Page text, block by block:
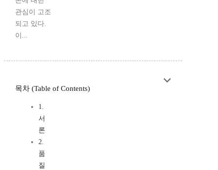
관심이 고조
되고 있다.
이...
목차 (Table of Contents)
1.
서
론
2.
품
질